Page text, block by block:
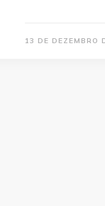
13 DE DEZEMBRO